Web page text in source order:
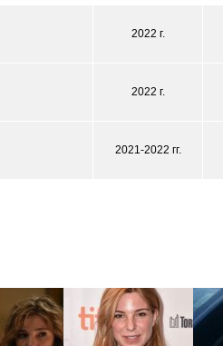
2022 г.
2022 г.
2021-2022 гг.